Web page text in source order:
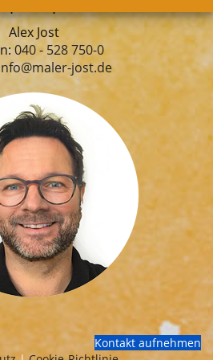
Alex Jost
040 - 528 750-0
jost.de
Kontakt aufnehmen